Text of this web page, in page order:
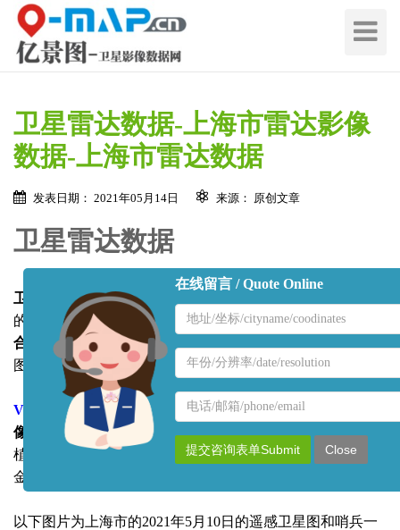
切
导
卫星雷达数据-上海市雷达影像
数据-上海市雷达数据
发表日期： 2021年05月14日 来源： 原创文章
卫星雷达数据
卫星雷达
是载有合成孔径雷达（SAR）的对地观测遥感卫星
的统称。 哨兵1号（Sentinel-1）卫星是欧洲航天局的C波段
合成孔径雷达卫星，可在各种天气和气象条件喜爱提供连续
图像(白天、夜晚和各种天气)。
VV+VH+VV波段组合：“VV，VH，VV”组合有助于
像数据
内容的类型识别，其中人工建筑区域以粉红色显示、
植被以鲜绿色显示、森林地区显示为浅绿色，光滑的玻璃和
金属物体显示为高亮的白色，水显示为黑色。
以下图片为上海市的2021年5月10日的遥感卫星图和哨兵一
在线留言 / Quote Online
地
区
称
区
称
系
方
式
提交咨询表单Submit Close